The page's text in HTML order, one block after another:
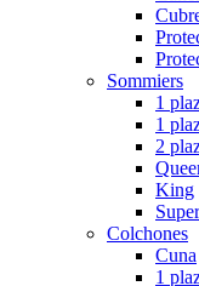
Sommiers
1
1
2
King
Colchones
Cuna
1